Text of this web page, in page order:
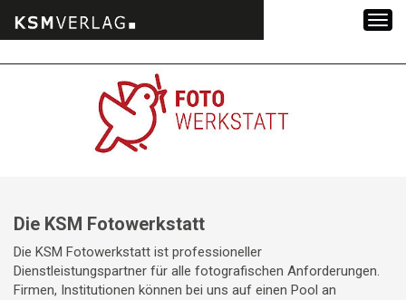
Die KSM Fotowerkstatt
Die KSM Fotowerkstatt ist professioneller
Dienstleistungspartner für alle fotografischen Anforderungen.
Firmen, Institutionen können bei uns auf einen Pool an